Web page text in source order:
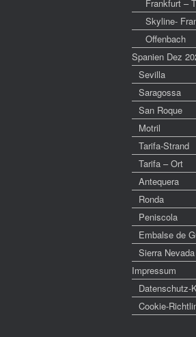
Frankfurt –
Skyline-
Offenbach
Spanien Dez
Sevilla
Saragossa
San Roque
Motril
Tarifa-Strand
Tarifa – Ort
Antequera
Ronda
Peniscola
Embalse de
Sierra Nevada
Impressum
Datenschutz-
Cookie-